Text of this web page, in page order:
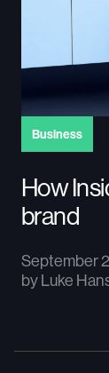
Business
How
brand
September
byLuke